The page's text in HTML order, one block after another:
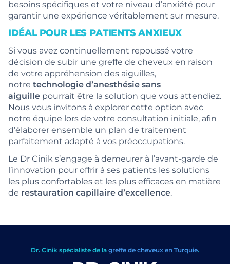
besoins spécifiques et votre niveau d’anxiété pour
garantir une expérience véritablement sur mesure.
IDÉAL POUR LES PATIENTS ANXIEUX
Si vous avez continuellement repoussé votre
décision de subir une greffe de cheveux en raison
de votre appréhension des aiguilles,
notre technologie d’anesthésie sans
aiguille pourrait être la solution que vous attendiez.
Nous vous invitons à explorer cette option avec
notre équipe lors de votre consultation initiale, afin
d’élaborer ensemble un plan de traitement
parfaitement adapté à vos préoccupations.
Le Dr Cinik s’engage à demeurer à l’avant-garde de
l’innovation pour offrir à ses patients les solutions
les plus confortables et les plus efficaces en matière
de restauration capillaire d’excellence.
Dr. Cinik spécialiste de lagreffe de cheveux en Turquie.